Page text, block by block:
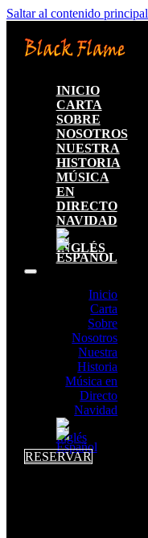
Saltar al contenido principal
INICIO
CARTA
SOBRE
NOSOTROS
NUESTRA
HISTORIA
MÚSICA
EN
DIRECTO
NAVIDAD
Inicio
Carta
Sobre
Nosotros
Nuestra
Historia
Música en
Directo
Navidad
RESERVAR